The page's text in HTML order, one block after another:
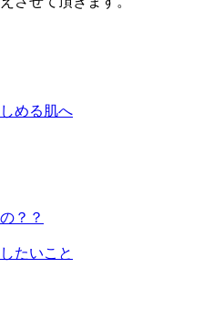
める肌へ
？？
たいこと